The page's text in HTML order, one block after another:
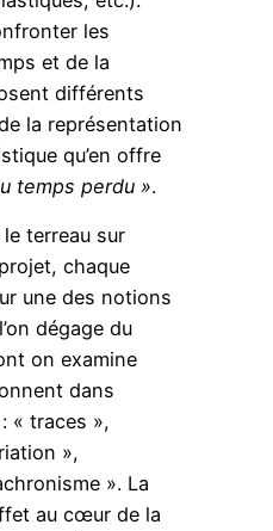
les
et de la
différents
la représentation
qu’en offre
temps perdu ».
terreau sur
chaque
une des notions
dégage du
on examine
dans
« traces »,
»,
». La
au cœur de la